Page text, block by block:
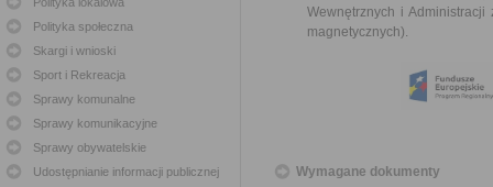
Polityka społeczna
Skargi i wnioski
Sport i Rekreacja
Sprawy komunalne
Sprawy komunikacyjne
Sprawy obywatelskie
Udostępnianie informacji publicznej
Wewnętrznych i
magnetycznych).
Wymagane dokumenty